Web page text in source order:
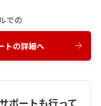
での
トの詳細へ
ポートも行って